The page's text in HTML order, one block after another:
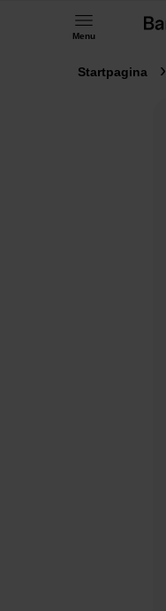
Menu
Startpagina